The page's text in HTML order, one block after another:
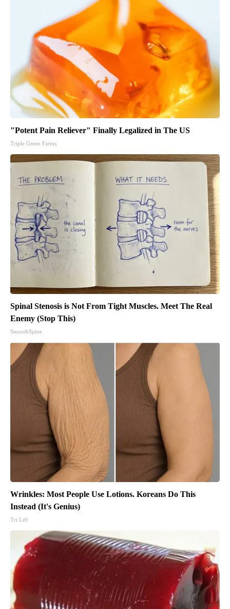
"Potent Pain Reliever" Finally Legalized in The US
Triple Green Farms
Spinal Stenosis is Not From Tight Muscles. Meet The Real
Enemy (Stop This)
SmoothSpine
Wrinkles: Most People Use Lotions. Koreans Do This
Instead (It's Genius)
Tri Lift